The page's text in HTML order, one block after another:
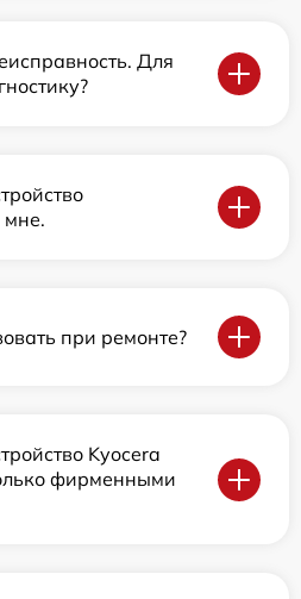
Для
мне.
при ремонте?
Kyocera
фирменными